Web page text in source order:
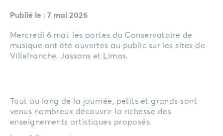
Publié le : 7 mai 2026
Mercredi 6 mai, les portes du Conservatoire de
musique ont été ouvertes au public sur les sites de
Villefranche, Jassans et Limas.
Tout au long de la journée, petits et grands sont
venus nombreux découvrir la richesse des
enseignements artistiques proposés.